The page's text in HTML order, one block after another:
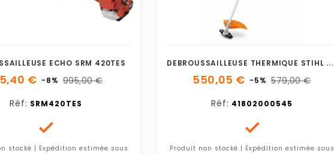
ECHO SRM 420TES
€ -8% 995,00 €
Réf: SRM420TES

stocké | Expédition estimée sous
D
EBROUSSAILLEUSE THERMIQUE STIHL FS 91
550,05 € -5% 579,00 €
Réf: 41802000545

Produit non stocké | Expédition estimée sous